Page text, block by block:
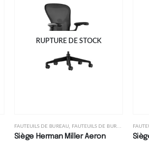
RUPTURE DE STOCK
FAUTEUILS DE BUREAU, FAUTEUILS DE BUREAU ERGONOMIQUES
Siège Herman Miller Aeron